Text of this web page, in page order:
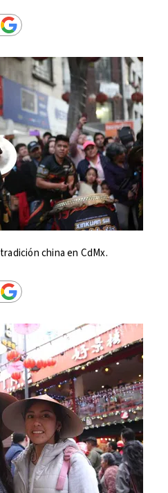
china en CdMx.